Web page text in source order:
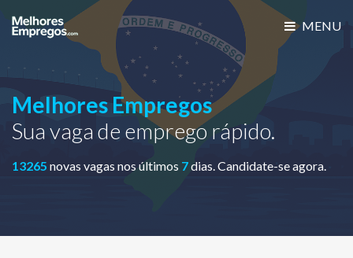
MENU
Melhores Empregos
Sua vaga de emprego rápido.
13265 novas vagas nos últimos 7dias. Candidate-se agora.